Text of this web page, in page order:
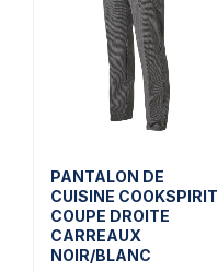
PANTALON DE
CUISINE COOKSPIRIT
COUPE DROITE
CARREAUX
NOIR/BLANC